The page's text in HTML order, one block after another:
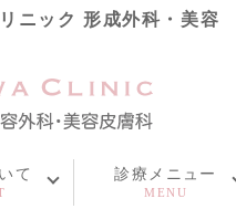
ニック 形成外科・美容
て 診療メニュー